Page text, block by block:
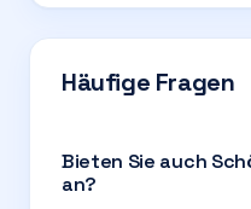
Häufige Fragen
Bieten Sie auch
an?